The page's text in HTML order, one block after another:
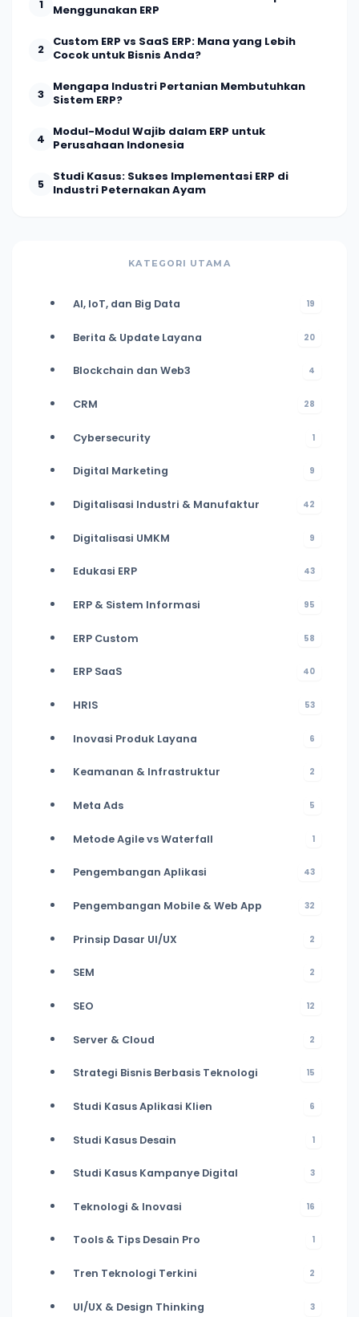
1
Menggunakan ERP
2
Custom ERP vs SaaS ERP: Mana yang Lebih
Cocok untuk Bisnis Anda?
3
Mengapa Industri Pertanian Membutuhkan
Sistem ERP?
4
Modul-Modul Wajib dalam ERP untuk
Perusahaan Indonesia
5
Studi Kasus: Sukses Implementasi ERP di
Industri Peternakan Ayam
KATEGORI UTAMA
AI, IoT, dan Big Data 19
Berita & Update Layana 20
Blockchain dan Web3 4
CRM 28
Cybersecurity 1
Digital Marketing 9
Digitalisasi Industri & Manufaktur 42
Digitalisasi UMKM 9
Edukasi ERP 43
ERP & Sistem Informasi 95
ERP Custom 58
ERP SaaS 40
HRIS 53
Inovasi Produk Layana 6
Keamanan & Infrastruktur 2
Meta Ads 5
Metode Agile vs Waterfall 1
Pengembangan Aplikasi 43
Pengembangan Mobile & Web App 32
Prinsip Dasar UI/UX 2
SEM 2
SEO 12
Server & Cloud 2
Strategi Bisnis Berbasis Teknologi 15
Studi Kasus Aplikasi Klien 6
Studi Kasus Desain 1
Studi Kasus Kampanye Digital 3
Teknologi & Inovasi 16
Tools & Tips Desain Pro 1
Tren Teknologi Terkini 2
UI/UX & Design Thinking 3